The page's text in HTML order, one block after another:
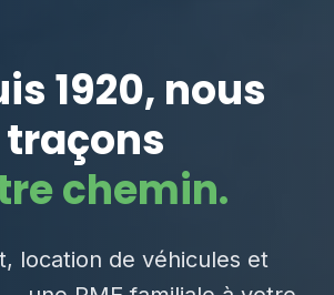
1920, nous
traçons
chemin.
location de véhicules et